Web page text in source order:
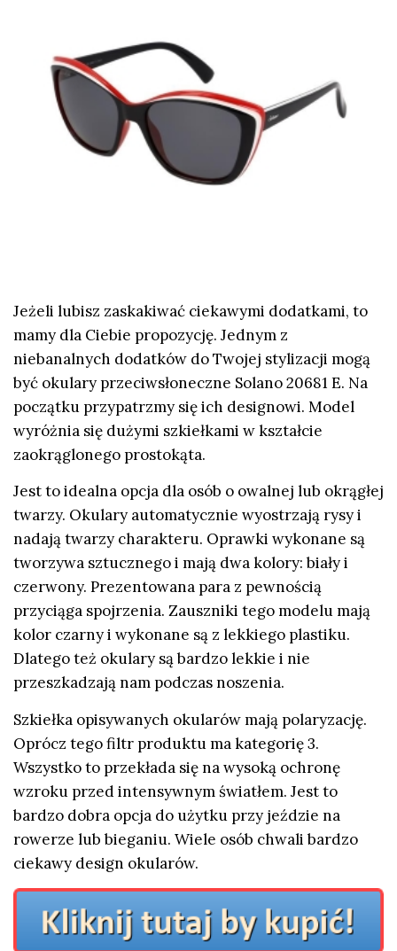
Jeżeli lubisz zaskakiwać ciekawymi dodatkami, to
mamy dla Ciebie propozycję. Jednym z
niebanalnych dodatków do Twojej stylizacji mogą
być okulary przeciwsłoneczne Solano 20681 E. Na
początku przypatrzmy się ich designowi. Model
wyróżnia się dużymi szkiełkami w kształcie
zaokrąglonego prostokąta.
Jest to idealna opcja dla osób o owalnej lub okrągłej
twarzy. Okulary automatycznie wyostrzają rysy i
nadają twarzy charakteru. Oprawki wykonane są
tworzywa sztucznego i mają dwa kolory: biały i
czerwony. Prezentowana para z pewnością
przyciąga spojrzenia. Zauszniki tego modelu mają
kolor czarny i wykonane są z lekkiego plastiku.
Dlatego też okulary są bardzo lekkie i nie
przeszkadzają nam podczas noszenia.
Szkiełka opisywanych okularów mają polaryzację.
Oprócz tego filtr produktu ma kategorię 3.
Wszystko to przekłada się na wysoką ochronę
wzroku przed intensywnym światłem. Jest to
bardzo dobra opcja do użytku przy jeździe na
rowerze lub bieganiu. Wiele osób chwali bardzo
ciekawy design okularów.